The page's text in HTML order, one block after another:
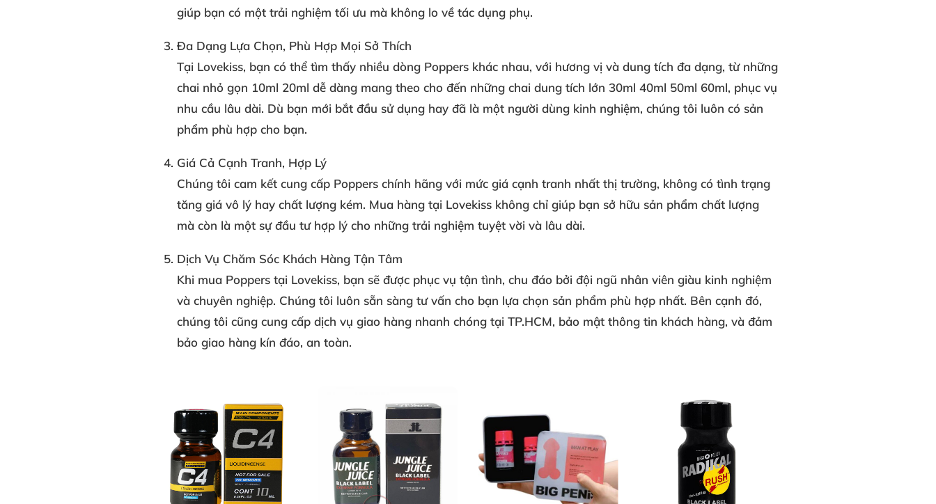
giúp bạn có một trải nghiệm tối ưu mà không lo về tác dụng phụ.
Đa Dạng Lựa Chọn, Phù Hợp Mọi Sở Thích
Tại Lovekiss, bạn có thể tìm thấy nhiều dòng Poppers khác nhau, với hương vị và dung tích đa dạng, từ những
chai nhỏ gọn 10ml 20ml dễ dàng mang theo cho đến những chai dung tích lớn 30ml 40ml 50ml 60ml, phục vụ
nhu cầu lâu dài. Dù bạn mới bắt đầu sử dụng hay đã là một người dùng kinh nghiệm, chúng tôi luôn có sản
phẩm phù hợp cho bạn.
Giá Cả Cạnh Tranh, Hợp Lý
Chúng tôi cam kết cung cấp Poppers chính hãng với mức giá cạnh tranh nhất thị trường, không có tình trạng
tăng giá vô lý hay chất lượng kém. Mua hàng tại Lovekiss không chỉ giúp bạn sở hữu sản phẩm chất lượng
mà còn là một sự đầu tư hợp lý cho những trải nghiệm tuyệt vời và lâu dài.
Dịch Vụ Chăm Sóc Khách Hàng Tận Tâm
Khi mua Poppers tại Lovekiss, bạn sẽ được phục vụ tận tình, chu đáo bởi đội ngũ nhân viên giàu kinh nghiệm
và chuyên nghiệp. Chúng tôi luôn sẵn sàng tư vấn cho bạn lựa chọn sản phẩm phù hợp nhất. Bên cạnh đó,
chúng tôi cũng cung cấp dịch vụ giao hàng nhanh chóngtại TP.HCM, bảo mật thông tin khách hàng, và đảm
bảo giao hàng kín đáo, an toàn.